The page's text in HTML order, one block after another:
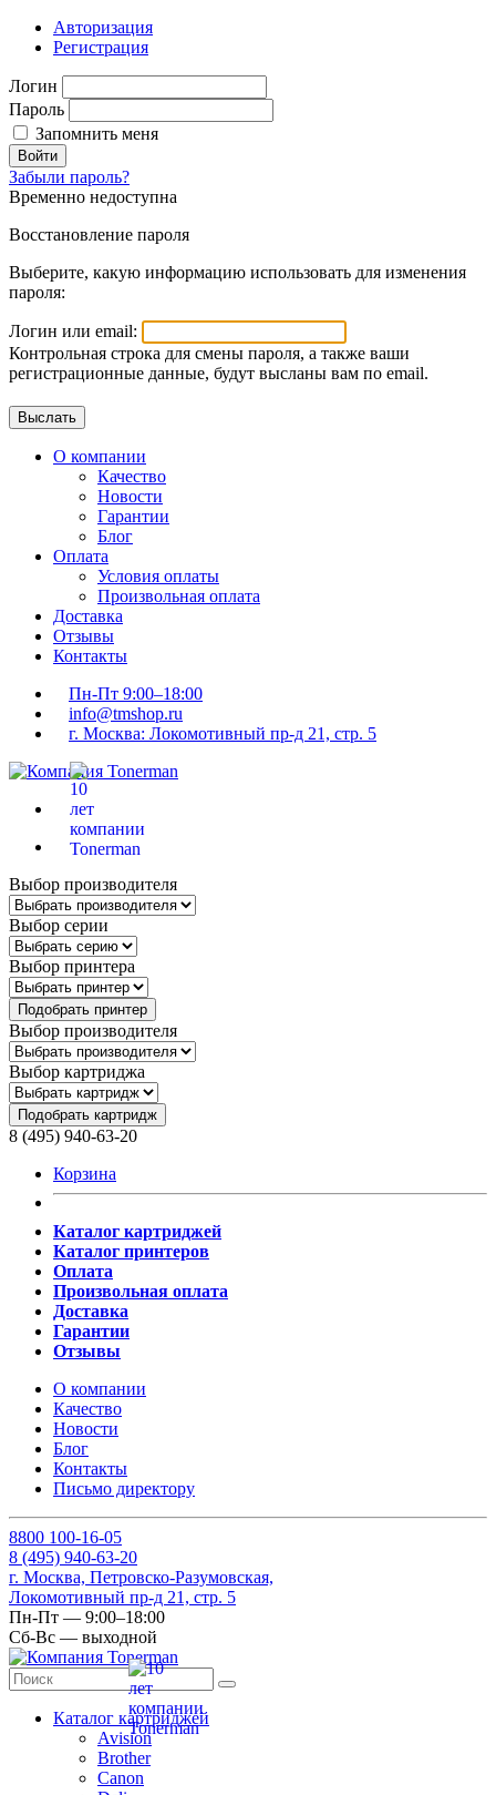
Авторизация
Регистрация
Логин
Пароль
Запомнить меня
Войти
Забыли пароль?
Временно недоступна
Восстановление пароля
Выберите, какую информацию использовать для изменения
пароля:
Логин или email:
Контрольная строка для смены пароля, а также ваши
регистрационные данные, будут высланы вам по email.
О компании
Качество
Новости
Гарантии
Блог
Оплата
Условия оплаты
Произвольная оплата
Доставка
Отзывы
Контакты
Пн-Пт 9:00–18:00
info@tmshop.ru
г. Москва: Локомотивный пр-д 21, стр. 5
Выбор производителя
Выбор серии
Выбор принтера
Подобрать принтер
Выбор производителя
Выбор картриджа
Подобрать картридж
8 (495) 940-63-20
Корзина
Каталог картриджей
Каталог принтеров
Оплата
Произвольная оплата
Доставка
Гарантии
Отзывы
О компании
Качество
Новости
Блог
Контакты
Письмо директору
8800 100-16-05
8 (495) 940-63-20
г. Москва, Петровско-Разумовская,
Локомотивный пр-д 21, стр. 5
Пн-Пт — 9:00–18:00
Сб-Вс — выходной
Каталог картриджей
Avision
Brother
Canon